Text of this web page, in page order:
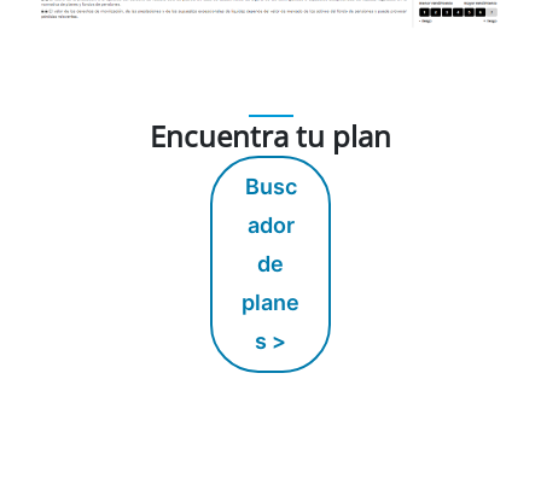
Encuentra tu plan
Busc
ador
de
plane
s >